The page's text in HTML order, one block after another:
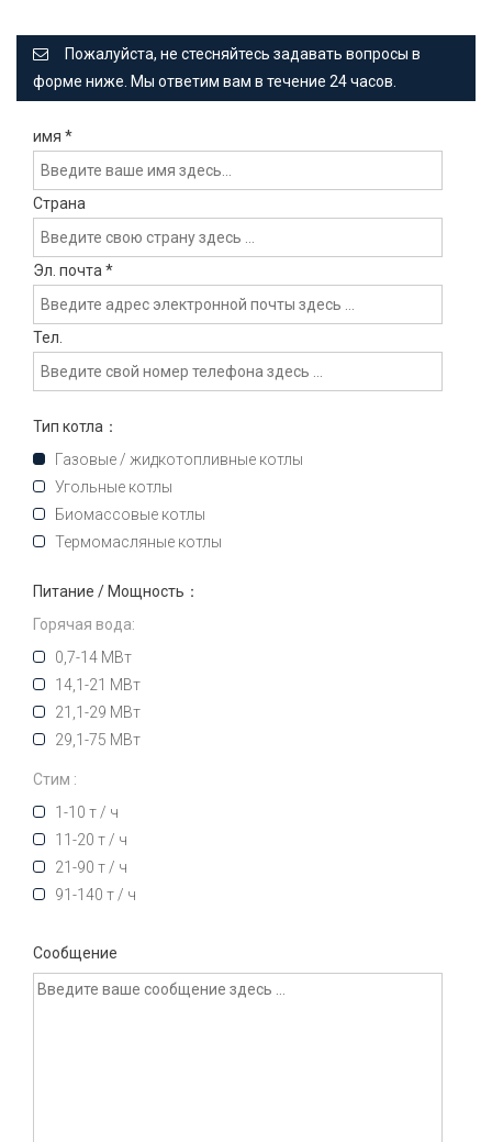
Пожалуйста, не стесняйтесь задавать вопросы в
форме ниже. Мы ответим вам в течение 24 часов.
имя *
Страна
Эл. почта *
Тел.
Тип котла：
Газовые / жидкотопливные котлы
Угольные котлы
Биомассовые котлы
Термомасляные котлы
Питание / Мощность：
Горячая вода:
0,7-14 МВт
14,1-21 МВт
21,1-29 МВт
29,1-75 МВт
Стим :
1-10 т / ч
11-20 т / ч
21-90 т / ч
91-140 т / ч
Сообщение